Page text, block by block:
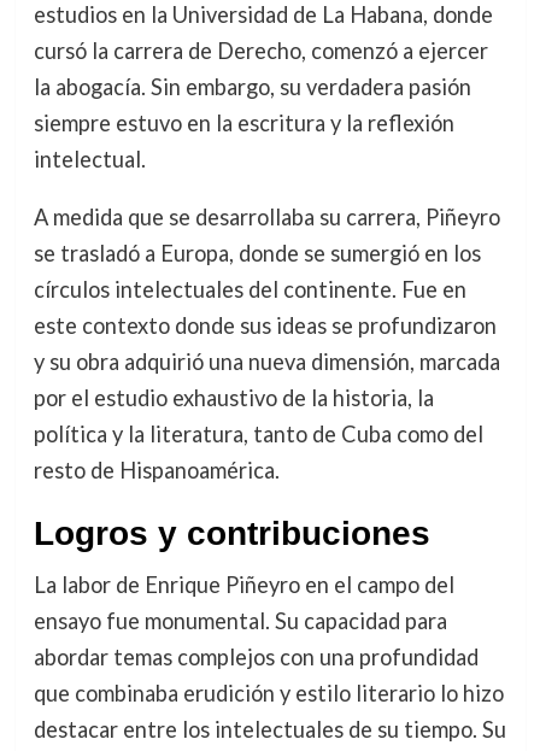
estudios en la Universidad de La Habana, donde
cursó la carrera de Derecho, comenzó a ejercer
la abogacía. Sin embargo, su verdadera pasión
siempre estuvo en la escritura y la reflexión
intelectual.
A medida que se desarrollaba su carrera, Piñeyro
se trasladó a Europa, donde se sumergió en los
círculos intelectuales del continente. Fue en
este contexto donde sus ideas se profundizaron
y su obra adquirió una nueva dimensión, marcada
por el estudio exhaustivo de la historia, la
política y la literatura, tanto de Cuba como del
resto de Hispanoamérica.
Logros y contribuciones
La labor de Enrique Piñeyro en el campo del
ensayo fue monumental. Su capacidad para
abordar temas complejos con una profundidad
que combinaba erudición y estilo literario lo hizo
destacar entre los intelectuales de su tiempo. Su